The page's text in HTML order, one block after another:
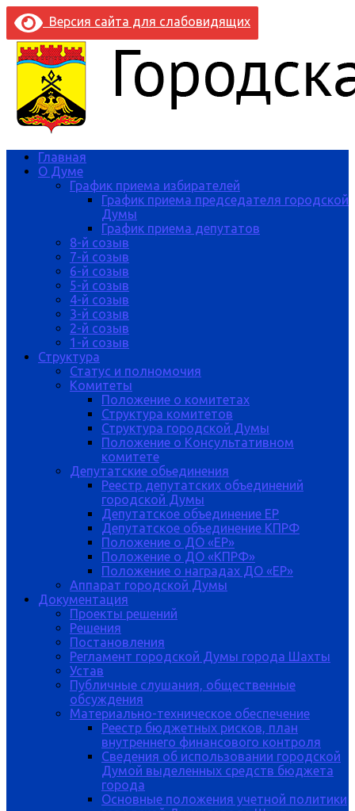
Версия сайта для слабовидящих
Главная
О Думе
График приема избирателей
График приема председателя городской
Думы
График приема депутатов
8-й созыв
7-й созыв
6-й созыв
5-й созыв
4-й созыв
3-й созыв
2-й созыв
1-й созыв
Структура
Статус и полномочия
Комитеты
Положение о комитетах
Структура комитетов
Структура городской Думы
Положение о Консультативном
комитете
Депутатские обьединения
Реестр депутатских объединений
городской Думы
Депутатское объединение ЕР
Депутатское объединение КПРФ
Положение о ДО «ЕР»
Положение о ДО «КПРФ»
Положение о наградах ДО «ЕР»
Аппарат городской Думы
Документация
Проекты решений
Решения
Постановления
Регламент городской Думы города Шахты
Устав
Публичные слушания, общественные
обсуждения
Материально-техническое обеспечение
Реестр бюджетных рисков, план
внутреннего финансового контроля
Сведения об использовании городской
Думой выделенных средств бюджета
города
Основные положения учетной политики